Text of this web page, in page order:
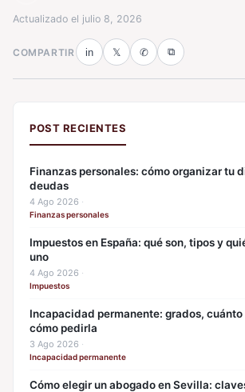
Actualizado el julio 8, 2026
COMPARTIR in 𝕏 ✆ ⧉
POST RECIENTES
Finanzas personales: cómo organizar tu
deudas
4 Ago 2026 ·
Finanzas personales
Impuestos en España: qué son, tipos y
uno
4 Ago 2026 ·
Impuestos
Incapacidad permanente: grados, cuánto
cómo pedirla
3 Ago 2026 ·
Incapacidad permanente
Cómo elegir un abogado en Sevilla: